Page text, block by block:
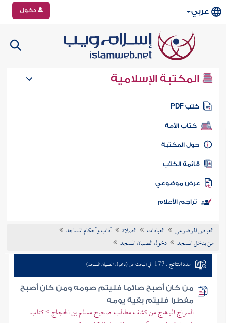
عربي دخول
المكتبة الإسلامية
كتب PDF
كتاب الأمة
المكتبة
الكتب
موضوعي
تراجم الأعلام
العرض الموضوعي العبادات الصلاة
آداب وأحكام المساجد
من يدخل المسجد
دخول الصبيان المسجد
عدد النتائج : 177 في البحث عن (دخول الصبيان المسجد)
من كان أصبح صائما فليتم صومه ومن كان أصبح
مفطرا فليتم بقية يومه
السراج الوهاج من كشف مطالب صحيح مسلم بن الحجاج > كتاب